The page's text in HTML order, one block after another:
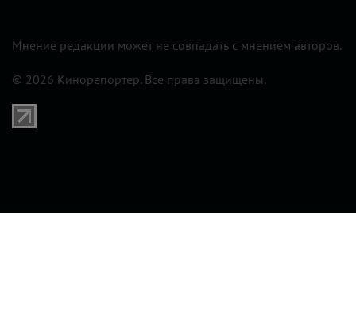
Мнение редакции может не совпадать с мнением авторов.
© 2026 Кинорепортер. Все права защищены.